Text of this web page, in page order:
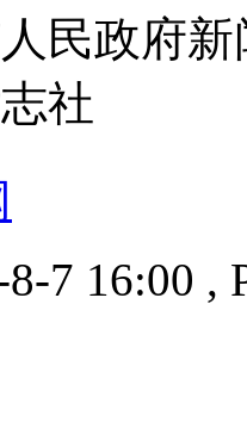
民政府
社
7 16:00 ,